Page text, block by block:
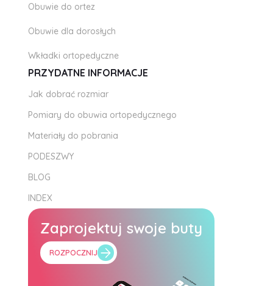
Obuwie do ortez
Obuwie dla dorosłych
Wkładki ortopedyczne
PRZYDATNE INFORMACJE
Jak dobrać rozmiar
Pomiary do obuwia ortopedycznego
Materiały do pobrania
PODESZWY
BLOG
INDEX
Zaprojektuj swoje buty
ROZPOCZNIJ